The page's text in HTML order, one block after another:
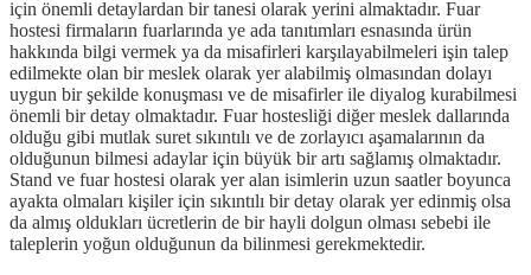
için önemli detaylardan bir tanesi olarak yerini almaktadır. Fuar
hostesi firmaların fuarlarında ye ada tanıtımları esnasında ürün
hakkında bilgi vermek ya da misafirleri karşılayabilmeleri işin talep
edilmekte olan bir meslek olarak yer alabilmiş olmasından dolayı
uygun bir şekilde konuşması ve de misafirler ile diyalog kurabilmesi
önemli bir detay olmaktadır. Fuar hostesliği diğer meslek dallarında
olduğu gibi mutlak suret sıkıntılı ve de zorlayıcı aşamalarının da
olduğunun bilmesi adaylar için büyük bir artı sağlamış olmaktadır.
Stand ve fuar hostesi olarak yer alan isimlerin uzun saatler boyunca
ayakta olmaları kişiler için sıkıntılı bir detay olarak yer edinmiş olsa
da almış oldukları ücretlerin de bir hayli dolgun olması sebebi ile
taleplerin yoğun olduğunun da bilinmesi gerekmektedir.